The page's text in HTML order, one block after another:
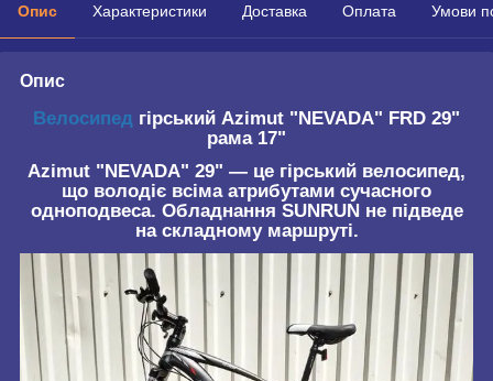
Опис Характеристики Доставка Оплата Умови
Опис
Велосипед гірський Azimut "NEVADA" FRD 29"
рама 17"
Azimut "NEVADA" 29" ― це гірський велосипед,
що володіє всіма атрибутами сучасного
одноподвеса. Обладнання SUNRUN не підведе
на складному маршруті.